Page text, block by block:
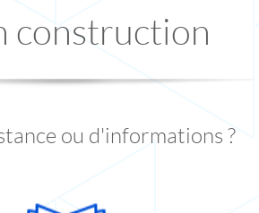
construction
ou d'informations ?